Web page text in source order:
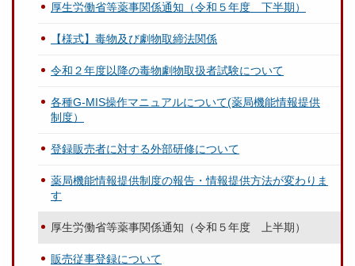
厚生労働省等薬事関係通知（令和５年度 下半期）
【様式】毒物及び劇物取締法関係
令和２年度以降の毒物劇物取扱者試験について
各種G-MIS操作マニュアルについて(薬局機能情報提供
制度）
登録販売者に対する外部研修について
薬局機能情報提供制度の報告・情報提供方法が変わりま
す
厚生労働省等薬事関係通知（令和５年度 上半期）
販売従事登録について